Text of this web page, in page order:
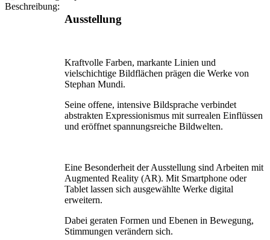
Beschreibung:
Ausstellung
Kraftvolle Farben, markante Linien und
vielschichtige Bildflächen prägen die Werke von
Stephan Mundi.
Seine offene, intensive Bildsprache verbindet
abstrakten Expressionismus mit surrealen Einflüssen
und eröffnet spannungsreiche Bildwelten.
Eine Besonderheit der Ausstellung sind Arbeiten mit
Augmented Reality (AR). Mit Smartphone oder
Tablet lassen sich ausgewählte Werke digital
erweitern.
Dabei geraten Formen und Ebenen in Bewegung,
Stimmungen verändern sich.